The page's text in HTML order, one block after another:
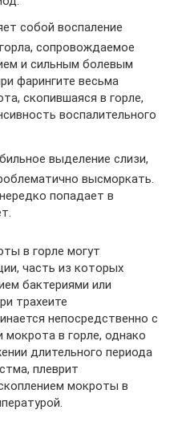
собой воспаление
сопровождаемое
и сильным болевым
фарингите весьма
скопившаяся в горле,
воспалительного
выделение слизи,
высморкать.
попадает в
в горле могут
часть из которых
бактериями или
трахеите
непосредственно с
мокрота в горле, однако
длительного периода
плеврит
мокроты в